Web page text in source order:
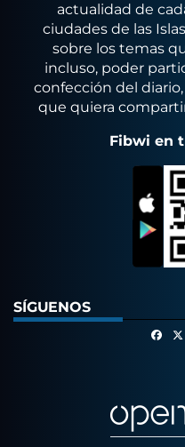
actualidad de
ciudades de las
sobre los temas
incluso, poder
confección del
que quiera
Fibwi en
SÍGUENOS